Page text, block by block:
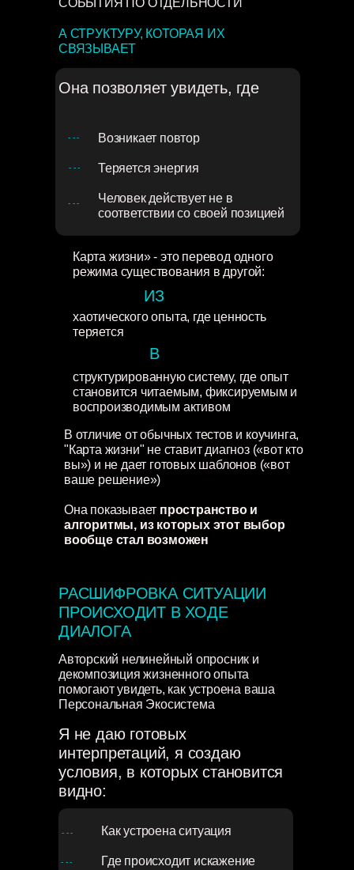
СОБЫТИЯ ПО ОТДЕЛЬНОСТИ
А СТРУКТУРУ, КОТОРАЯ ИХ
СВЯЗЫВАЕТ
Она позволяет увидеть, где
Возникает повтор
Теряется энергия
Человек действует не в
соответствии со своей позицией
- - -
- - -
- - -
Карта жизни» - это перевод одного
режима существования в другой:
хаотического опыта, где ценность
теряется
структурированную систему, где опыт
становится читаемым, фиксируемым и
воспроизводимым активом
В отличие от обычных тестов и коучинга,
"Карта жизни" не ставит диагноз («вот кто
вы») и не дает готовых шаблонов («вот
ваше решение»)
Она показывает пространство и
алгоритмы, из которых этот выбор
вообще стал возможен
ИЗ
В
Я не даю готовых
интерпретаций, я создаю
условия, в которых становится
видно:
Как устроена ситуация
Где происходит искажение
Авторский нелинейный опросник и
декомпозиция жизненного опыта
помогают увидеть, как устроена ваша
Персональная Экосистема
РАСШИФРОВКА СИТУАЦИИ
ПРОИСХОДИТ В ХОДЕ
ДИАЛОГА
- - -
- - -